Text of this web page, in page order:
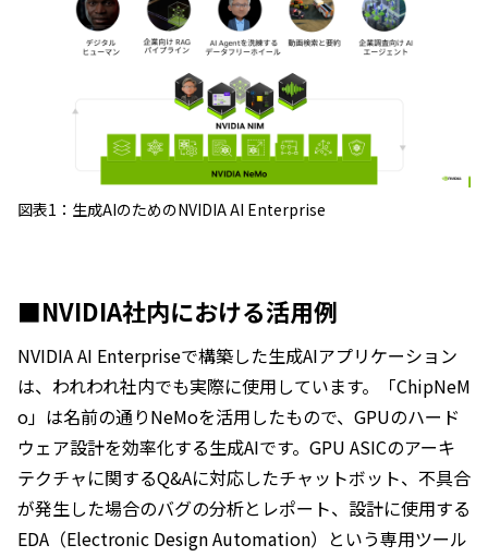
図表1：生成AIのためのNVIDIA AI Enterprise
■NVIDIA社内における活用例
NVIDIA AI Enterpriseで構築した生成AIアプリケーション
は、われわれ社内でも実際に使用しています。「ChipNeM
o」は名前の通りNeMoを活用したもので、GPUのハード
ウェア設計を効率化する生成AIです。GPU ASICのアーキ
テクチャに関するQ&Aに対応したチャットボット、不具合
が発生した場合のバグの分析とレポート、設計に使用する
EDA（Electronic Design Automation）という専用ツール